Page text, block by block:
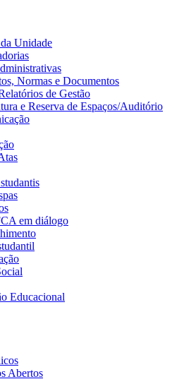
Unidade
Normas e Documentos
de Gestão
e Reserva de Espaços/Auditório
em diálogo
Educacional
Abertos